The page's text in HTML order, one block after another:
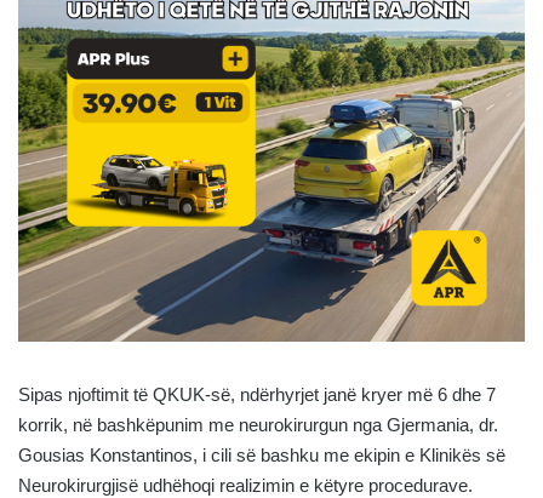
Sipas njoftimit të QKUK-së, ndërhyrjet janë kryer më 6 dhe 7
korrik, në bashkëpunim me neurokirurgun nga Gjermania, dr.
Gousias Konstantinos, i cili së bashku me ekipin e Klinikës së
Neurokirurgjisë udhëhoqi realizimin e këtyre procedurave.